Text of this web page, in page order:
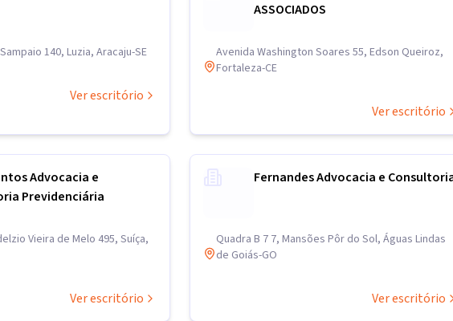
140, Luzia, Aracaju-SE
Ver escritório
ASSOCIADOS
Avenida Washington Soares 55, Edson Queiroz,
Fortaleza-CE
Ver escritório
Advocacia e
Previdenciária
Vieira de Melo 495, Suíça,
Ver escritório
Fernandes Advocacia e
Quadra B 7 7, Mansões Pôr do Sol, Águas Lindas
de Goiás-GO
Ver escritório